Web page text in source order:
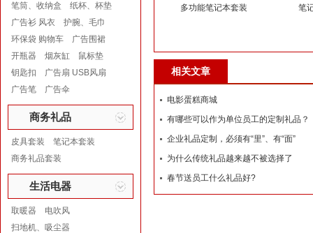
笔筒、收纳盒
纸杯、杯垫
广告衫 风衣
护腕、毛巾
环保袋 购物车
广告围裙
开瓶器
烟灰缸
鼠标垫
钥匙扣
广告扇 USB风扇
广告笔
广告伞
商务礼品
皮具套装
笔记本套装
商务礼品套装
生活电器
取暖器
电吹风
扫地机、吸尘器
多功能笔记本套装 笔
相关文章
电影蛋糕商城
有哪些可以作为单位员工的定制礼品？
企业礼品定制，必须有“里”、有“面”
为什么传统礼品越来越不被选择了
春节送员工什么礼品好?